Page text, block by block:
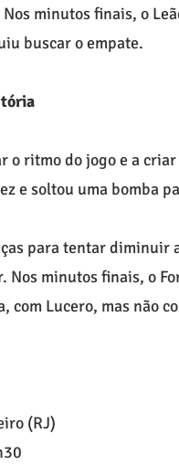
minutos finais, o
buscar o empate.
o ritmo do jogo e a
e soltou uma bomba
para tentar
minutos finais, o
com Lucero, mas não
(RJ)